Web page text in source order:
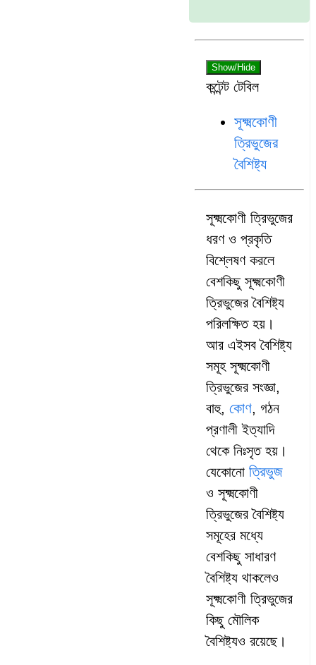
Show/Hide
কন্টেন্ট টেবিল
সূক্ষ্মকোণী
ত্রিভুজের
বৈশিষ্ট্য
সূক্ষ্মকোণী ত্রিভুজের
ধরণ ও প্রকৃতি
বিশ্লেষণ করলে
বেশকিছু সূক্ষ্মকোণী
ত্রিভুজের বৈশিষ্ট্য
পরিলক্ষিত হয়।
আর এইসব বৈশিষ্ট্য
সমূহ সূক্ষ্মকোণী
ত্রিভুজের সংজ্ঞা,
বাহু, কোণ, গঠন
প্রণালী ইত্যাদি
থেকে নিঃসৃত হয়।
যেকোনো ত্রিভুজ
ও সূক্ষ্মকোণী
ত্রিভুজের বৈশিষ্ট্য
সমূহের মধ্যে
বেশকিছু সাধারণ
বৈশিষ্ট্য থাকলেও
সূক্ষ্মকোণী ত্রিভুজের
কিছু মৌলিক
বৈশিষ্ট্যও রয়েছে।